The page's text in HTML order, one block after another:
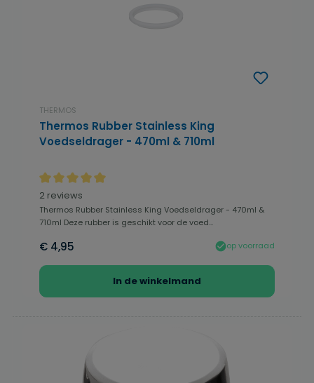
THERMOS
Thermos Rubber Stainless King
Voedseldrager - 470ml & 710ml
Gemiddelde waardering van 5 van 5 sterren
2 reviews
Thermos Rubber Stainless King Voedseldrager - 470ml &
710ml Deze rubber is geschikt voor de voed...
€ 4,95 op voorraad
In de winkelmand